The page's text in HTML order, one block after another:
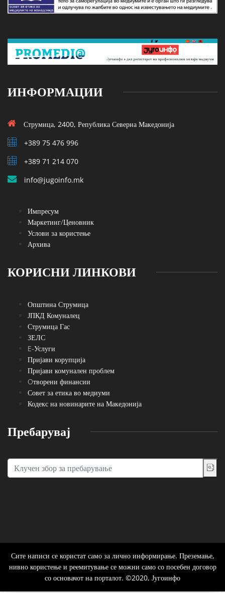
ИНФОРМАЦИИ
Струмица, 2400, Република Северна Македонија
+389 75 476 996
+389 71 214 070
info@jugoinfo.mk
Импресум
Маркетинг/Ценовник
Услови за користење
Архива
КОРИСНИ ЛИНКОВИ
Општина Струмица
ЈПКД Комуналец
Струмица Гас
ЗЕЛС
E-Услуги
Пријави корупција
Пријави комунален проблем
Oтворени финансии
Совет за етика во медиуми
Кодекс на новинарите на Македонија
Пребарувај
Сите написи се користат само за лично информирање. Преземање,
нивно користење и реемитување се можни само со посебен договор
со основачот на порталот. ©2020, Југоинфо